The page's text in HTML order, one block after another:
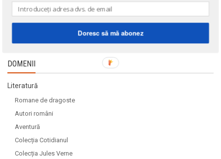
DOMENII
Literatură
Romane de dragoste
Autori români
Aventură
Colecția Cotidianul
Colecția Jules Verne
Doresc să mă abonez